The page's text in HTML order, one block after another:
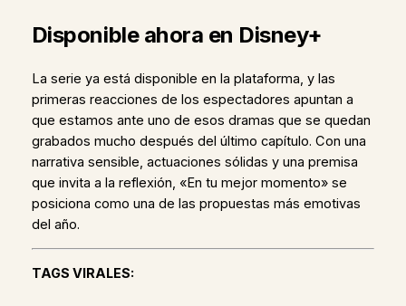
Disponible ahora en Disney+
La serie ya está disponible en la plataforma, y las
primeras reacciones de los espectadores apuntan a
que estamos ante uno de esos dramas que se quedan
grabados mucho después del último capítulo. Con una
narrativa sensible, actuaciones sólidas y una premisa
que invita a la reflexión, «En tu mejor momento» se
posiciona como una de las propuestas más emotivas
del año.
TAGS VIRALES: